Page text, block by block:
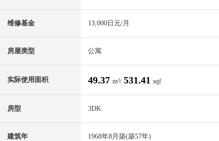
维修基金 13,000日元/月
房屋类型 公寓
实际使用面积 49.37 m²/ 531.41 sqf
房型 3DK
建筑年 1968年8月築(築57年)